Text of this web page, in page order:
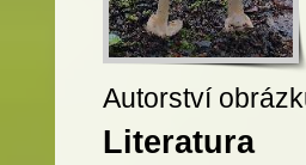
Autorství
Literatura